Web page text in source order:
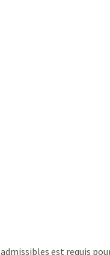
est requis